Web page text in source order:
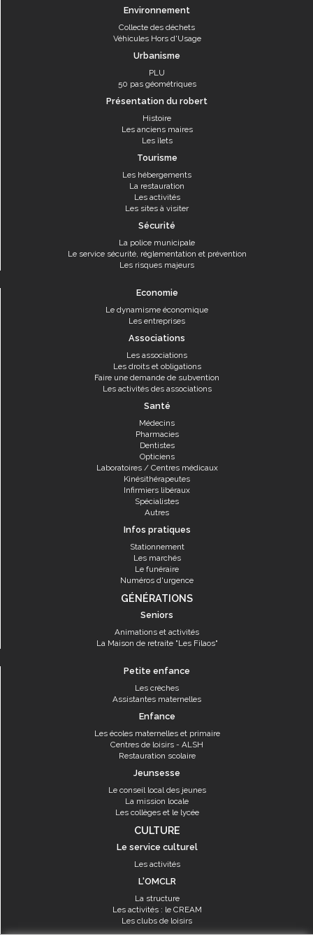
Environnement
Collecte des déchets
Véhicules Hors d'Usage
Urbanisme
PLU
50 pas géométriques
Présentation du robert
Histoire
Les anciens maires
Les îlets
Tourisme
Les hébergements
La restauration
Les activités
Les sites à visiter
Sécurité
La police municipale
Le service sécurité, réglementation et prévention
Les risques majeurs
Economie
Le dynamisme économique
Les entreprises
Associations
Les associations
Les droits et obligations
Faire une demande de subvention
Les activités des associations
Santé
Médecins
Pharmacies
Dentistes
Opticiens
Laboratoires / Centres médicaux
Kinésithérapeutes
Infirmiers libéraux
Spécialistes
Autres
Infos pratiques
Stationnement
Les marchés
Le funéraire
Numéros d'urgence
GÉNÉRATIONS
Seniors
Animations et activités
La Maison de retraite "Les Filaos"
Petite enfance
Les crèches
Assistantes maternelles
Enfance
Les écoles maternelles et primaire
Centres de loisirs - ALSH
Restauration scolaire
Jeunsesse
Le conseil local des jeunes
La mission locale
Les collèges et le lycée
CULTURE
Le service culturel
Les activités
L'OMCLR
La structure
Les activités : le CREAM
Les clubs de loisirs